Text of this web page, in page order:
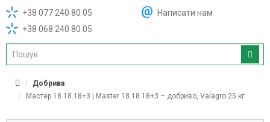
+38 077 240 80 05
+38 068 240 80 05
Написати нам
Добрива
Мастер 18.18.18+3 | Master 18.18.18+3 – добриво, Valagro 25 кг